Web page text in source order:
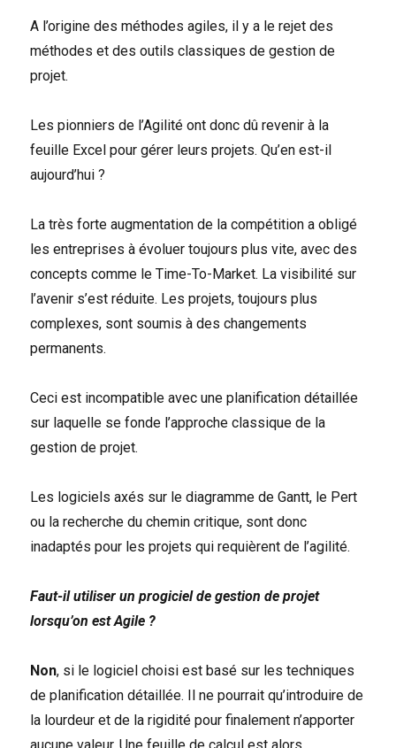
A l’origine des méthodes agiles, il y a le rejet des
méthodes et des outils classiques de gestion de
projet.
Les pionniers de l’Agilité ont donc dû revenir à la
feuille Excel pour gérer leurs projets. Qu’en est-il
aujourd’hui ?
La très forte augmentation de la compétition a obligé
les entreprises à évoluer toujours plus vite, avec des
concepts comme le Time-To-Market. La visibilité sur
l’avenir s’est réduite. Les projets, toujours plus
complexes, sont soumis à des changements
permanents.
Ceci est incompatible avec une planification détaillée
sur laquelle se fonde l’approche classique de la
gestion de projet.
Les logiciels axés sur le diagramme de Gantt, le Pert
ou la recherche du chemin critique, sont donc
inadaptés pour les projets qui requièrent de l’agilité.
Faut-il utiliser un progiciel de gestion de projet
lorsqu’on est Agile ?
Non, si le logiciel choisi est basé sur les techniques
de planification détaillée. Il ne pourrait qu’introduire de
la lourdeur et de la rigidité pour finalement n’apporter
aucune valeur. Une feuille de calcul est alors